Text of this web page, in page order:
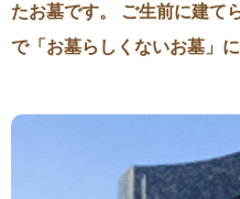
ています。
たお墓です。 ご生前に建て
で「お墓らしくないお墓」
刻してあります。 また花立
けずに従来のお墓の機能を
や各部材がR面加工がして